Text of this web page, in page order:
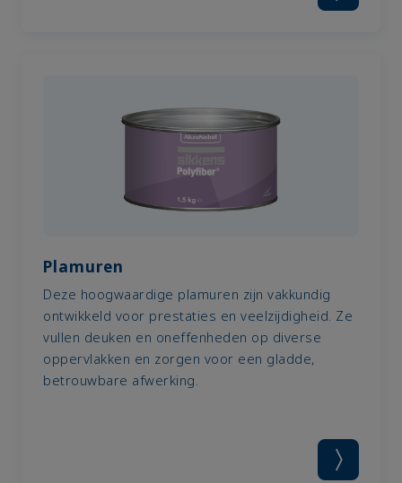
Plamuren
Deze hoogwaardige plamuren zijn vakkundig
ontwikkeld voor prestaties en veelzijdigheid. Ze
vullen deuken en oneffenheden op diverse
oppervlakken en zorgen voor een gladde,
betrouwbare afwerking.